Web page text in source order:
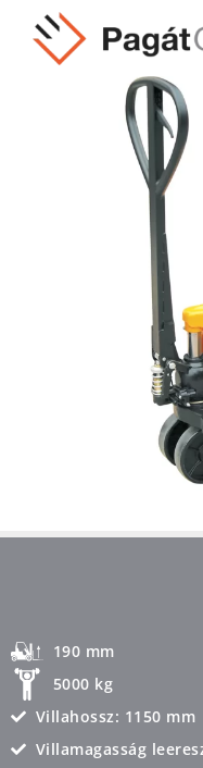
190 mm
5000 kg
Villahossz: 1150 mm
Villamagasság